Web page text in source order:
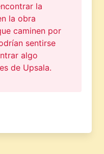
la
la obra
caminen por
sentirse
algo
de Upsala.